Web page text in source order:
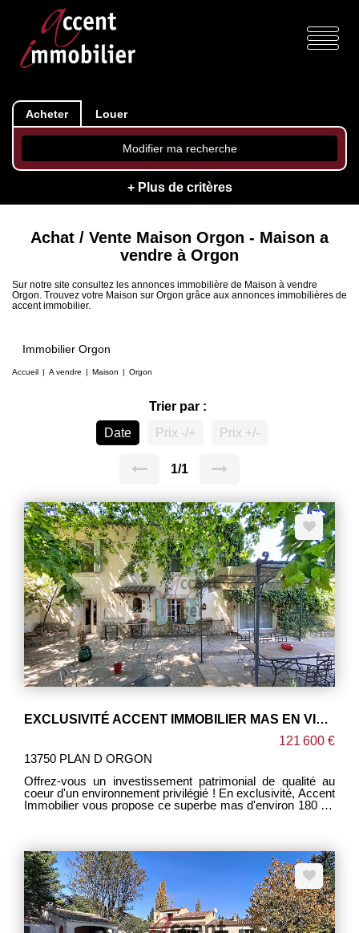
Acheter Louer
Modifier ma recherche
+ Plus de critères
Achat / Vente Maison Orgon - Maison a
vendre à Orgon
Sur notre site consultez les annonces immobilière de Maison à vendre
Orgon. Trouvez votre Maison sur Orgon grâce aux annonces immobilières de
accent immobilier.
Immobilier Orgon
Accueil A vendre Maison Orgon
Trier par :
Date
Prix -/+ Prix +/-
1/1
EXCLUSIVITÉ ACCENT IMMOBILIER MAS EN VIAGER OCCUPÉ
121 600 €
13750 PLAN D ORGON
Offrez-vous un investissement patrimonial de qualité au
coeur d'un environnement privilégié ! En exclusivité, Accent
Immobilier vous propose ce superbe mas d'environ 180 m²
piscine pour profiter pleinement des beaux jours, Un pool
house idéal pour recevoir famille et amis, De nombreuses
dépendances offrant de multiples possibilités
d'aménagement ou de stockage. Un vaste terrain de 4 139
m², véritable écrin de verdure. Ce bien est proposé en
viager occupé sur deux têtes : Madame : 79 ans Monsieur :
75 ans Cette formule constitue une excellente opportunité